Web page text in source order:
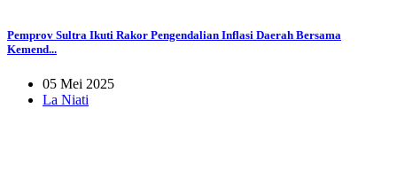
Pemprov Sultra Ikuti Rakor Pengendalian Inflasi Daerah Bersama
Kemend...
05 Mei 2025
La Niati